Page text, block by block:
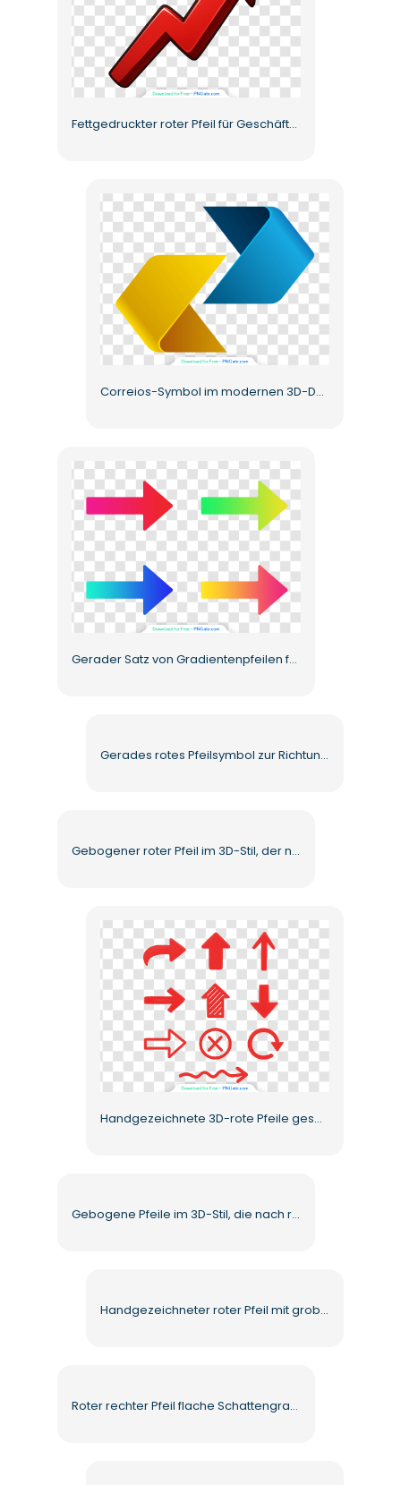
Fettgedruckter roter Pfeil für Geschäftswachstum Kostenloses PNG
Correios-Symbol im modernen 3D-Design, kostenloses PNG
Gerader Satz von Gradientenpfeilen für die Vorwärtsrichtung Kostenloses PNG
Gerades rotes Pfeilsymbol zur Richtungsführung Kostenloses PNG
Gebogener roter Pfeil im 3D-Stil, der nach rechts zeigt. Kostenloses PNG
Handgezeichnete 3D-rote Pfeile gesetzt Kostenlose PNG
Gebogene Pfeile im 3D-Stil, die nach rechts zeigen Kostenloses PNG
Handgezeichneter roter Pfeil mit grobem Pinselstrich Kostenloses PNG
Roter rechter Pfeil flache Schattengrafik Kostenlose PNG